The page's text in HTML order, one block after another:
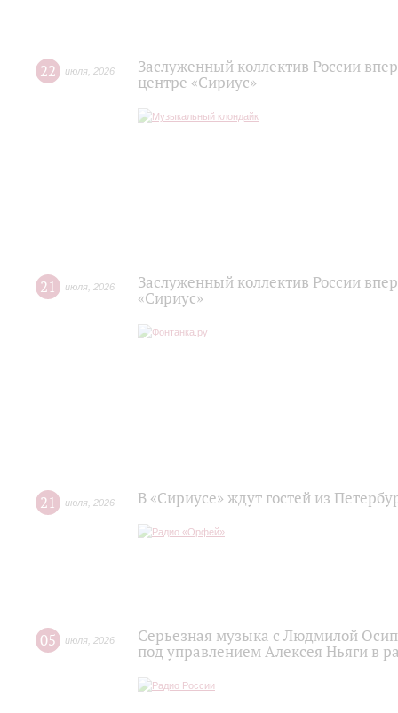
22 июля 2026
Заслуженный коллектив России
центре «Сириус»
21 июля 2026
Заслуженный коллектив России
«Сириус»
21 июля 2026 В «Сириусе» ждут гостей из
05 июля 2026
Серьезная музыка с Людмилой
под управлением Алексея Ньяги в